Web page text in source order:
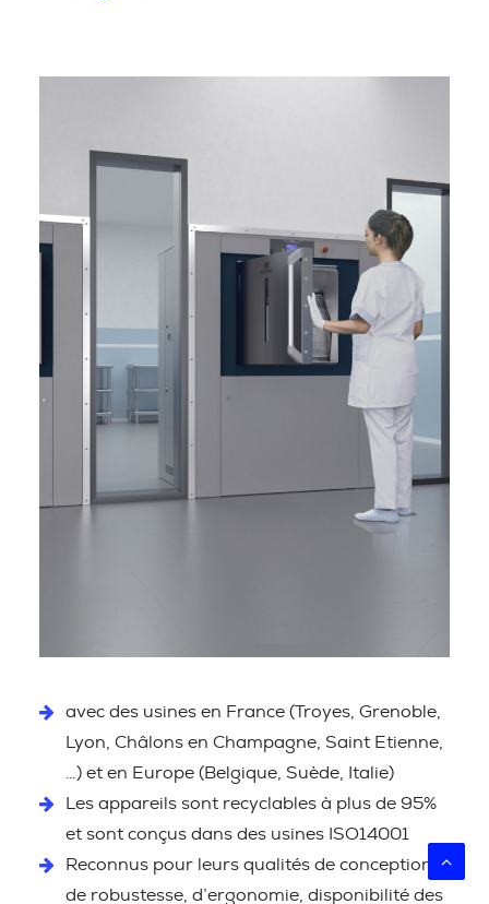
avec des usines en France (Troyes, Grenoble,
Lyon, Châlons en Champagne, Saint Etienne,
…) et en Europe (Belgique, Suède, Italie)
Les appareils sont recyclables à plus de 95%
et sont conçus dans des usines ISO14001
Reconnus pour leurs qualités de conception,
de robustesse, d’ergonomie, disponibilité des